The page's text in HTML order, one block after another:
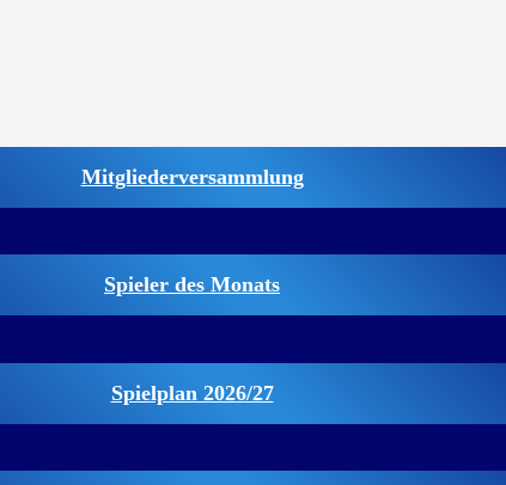
Mitgliederversammlung
Spieler des Monats
Spielplan 2026/27